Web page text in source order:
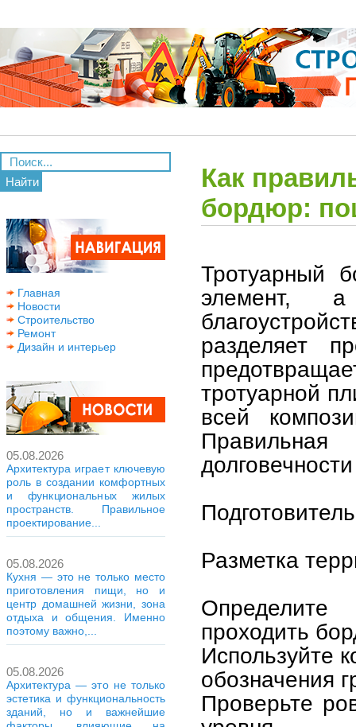
Найти
Главная
Новости
Строительство
Ремонт
Дизайн и интерьер
05.08.2026
Архитектура играет ключевую
роль в создании комфортных
и функциональных жилых
пространств. Правильное
проектирование...
05.08.2026
Кухня — это не только место
приготовления пищи, но и
центр домашней жизни, зона
отдыха и общения. Именно
поэтому важно,...
05.08.2026
Архитектура — это не только
эстетика и функциональность
зданий, но и важнейшие
Как
бордюр:
Тротуарный
элемент,
разделяет
тротуарной
всей
Разметка
проходить
Используйте
обозначения
Проверьте